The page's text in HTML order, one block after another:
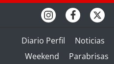
Diario Perfil Noticias
Weekend
Parabrisas